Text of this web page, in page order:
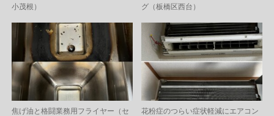
小茂根）
グ（板橋区西台）
焦げ油と格闘業務用フライヤー（セ
花粉症のつらい症状軽減にエアコン